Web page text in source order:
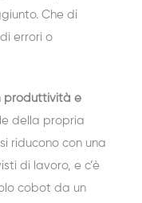
Che di
errori o
produttività e
della propria
riducono con una
di lavoro, e c’è
cobot da un